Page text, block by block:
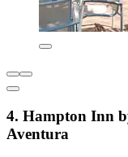
4. Hampton Inn
Aventura